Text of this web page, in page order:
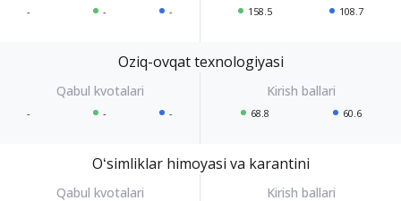
- - - 158.5 108.7
Oziq-ovqat texnologiyasi
- - - 68.8 60.6
Oʻsimliklar himoyasi va karantini